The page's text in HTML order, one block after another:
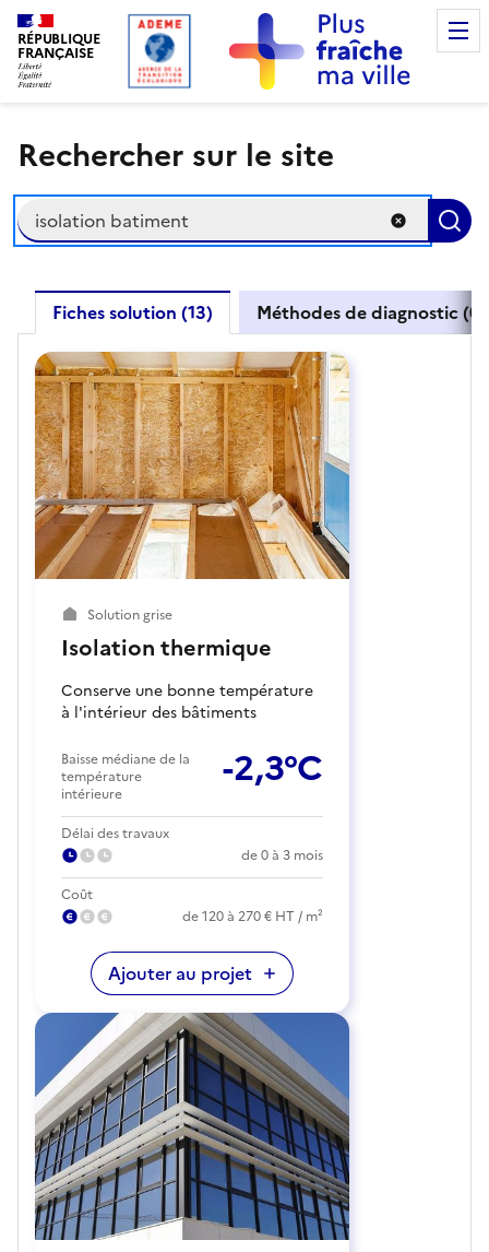
RÉPUBLIQUE
FRANÇAISE
Rechercher sur le site
Rechercher
Fiches solution (13) Méthodes de diagnostic (0)
Solution grise
Isolation thermique
Conserve une bonne température
à l'intérieur des bâtiments
Baisse médiane de la
température
intérieure
-2,3°C
Délai des travaux
de 0 à 3 mois
Coût
de 120 à 270 € HT / m²
Ajouter au projet